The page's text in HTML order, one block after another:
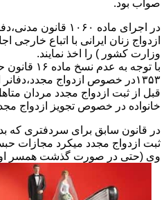
صواب بود.
در اجرای ماده ۱۰۶۰
ازدواج زنان ایرانی با اتباع
وزارت کشور ) را اخذ نمایند.
با توجه به
۱۳۵۳در خصوص ازدواج
قبل از ثبت ازدواج مجدد مردان
خانواده در خصوص تجویز ازدواج
در قانون سابق برای سردفتری که
ثبت ازدواج مجدد میکرد مجازات
وی (حتی در صورت گذشت همسر